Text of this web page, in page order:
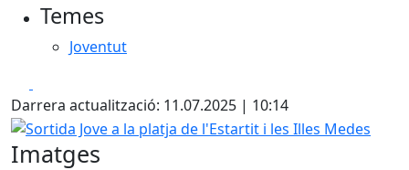
Temes
Joventut
Darrera actualització: 11.07.2025 | 10:14
Sortida Jove a la platja de l'Estartit i les Illes Medes
Imatges